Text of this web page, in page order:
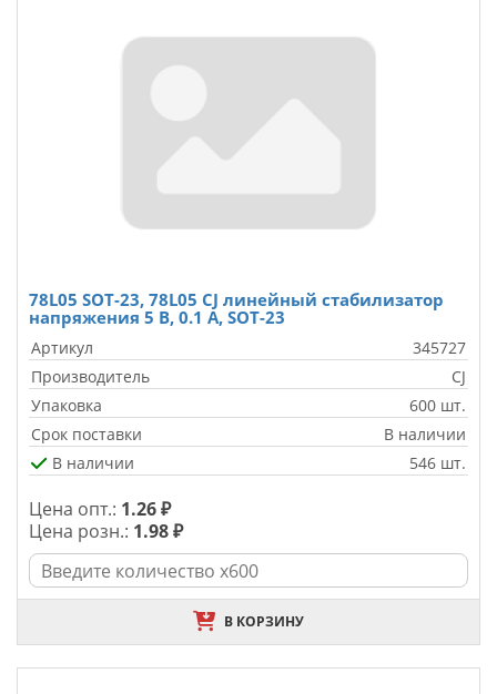
78L05 SOT-23, 78L05 CJ линейный стабилизатор
напряжения 5 В, 0.1 А, SOT-23
Артикул
345727
Производитель
CJ
Упаковка
600 шт.
Срок поставки
В наличии
В наличии
546 шт.
Цена опт.: 1.26 ₽
Цена розн.: 1.98 ₽
В КОРЗИНУ